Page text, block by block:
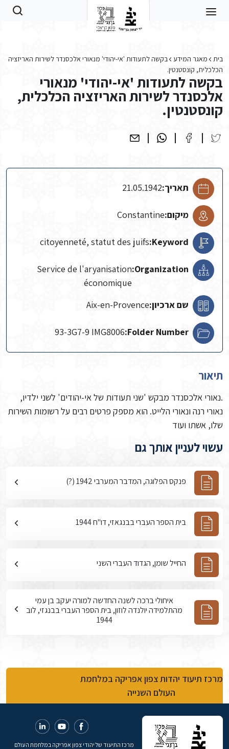
בית מאגר המידע
בקשה לתעודות 'אי-יהודי' מנאורי אלכסנדר לשירות האריזציה
הכלכלית, קונסטנטין.
בקשה לתעודות 'אי-יהודי' מנאורי
אלכסנדר לשירות האריזציה הכלכלית,
קונסטנטין.
תאריך:21.05.1942
מיקום:Constantine
Keyword:
citoyenneté, statut des juifs
Organization:
Service de l'aryanisation
économique
שם ארכיון:Aix-en-Provence
Folder Number:
93-3G7-9 IMG8006
תיאור
.נאורי אלכסנדר מבקש 'שני תעודות של אי-יהודים' לשני ילדיו,
נאורי רנה ונאורי הלייט. הוא מספק פרטים רבים על רשומות השירות
שלו, אשתו ועוד
עשוי לעניין אותך גם
פנקס הפלוגה, המדבר המערבי 1942 (?)
בית הספר העברי בבנגאזי, דו"ח 1944
החייל שומן, הגדוד העברי השני
איחולי ברכה לשנה החדשה למורה יעקב בן עמי
מהתלמידה יולנדה לוזון, בית הספר העברי בבנגזי, לוב
1944
מרכז תיעוד יהדות צפון אפריקה במלחמת
העולם השנייה
מרכז התיעוד של יהודי צפון אפריקה במלחמת העולם